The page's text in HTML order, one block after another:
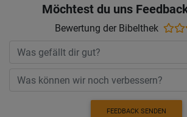
Möchtest du uns
Bewertung der Bibelthek
FEEDBACK SENDEN